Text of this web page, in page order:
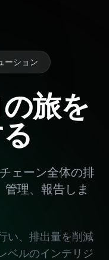
ーション
旅を
ェーン全体の排
理、報告しま
い、排出量を削減
ベルのインテリジ